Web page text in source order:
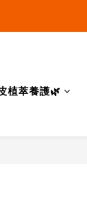
植萃養護🌿